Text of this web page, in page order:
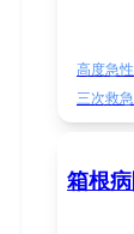
高度急
三次救急
箱根